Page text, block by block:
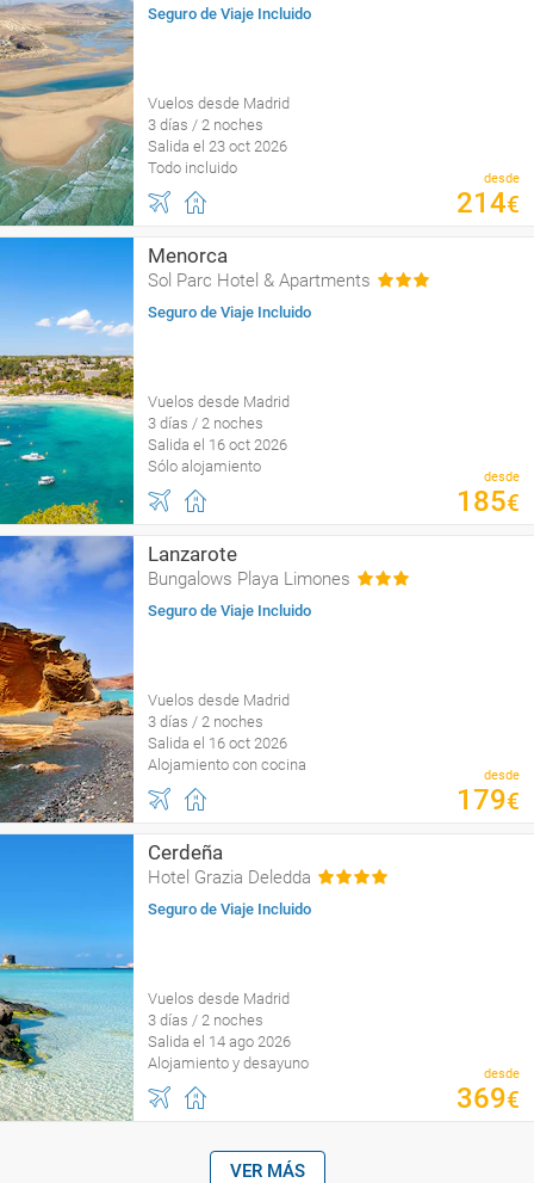
Seguro de Viaje Incluido
Vuelos desde Madrid
3 días / 2 noches
Salida el 23 oct 2026
Todo incluido
desde
214€
Menorca
Sol Parc Hotel & Apartments
Seguro de Viaje Incluido
Vuelos desde Madrid
3 días / 2 noches
Salida el 16 oct 2026
Sólo alojamiento
desde
185€
Lanzarote
Bungalows Playa Limones
Seguro de Viaje Incluido
Vuelos desde Madrid
3 días / 2 noches
Salida el 16 oct 2026
Alojamiento con cocina
desde
179€
Cerdeña
Hotel Grazia Deledda
Seguro de Viaje Incluido
Vuelos desde Madrid
3 días / 2 noches
Salida el 14 ago 2026
Alojamiento y desayuno
desde
369€
VER MÁS